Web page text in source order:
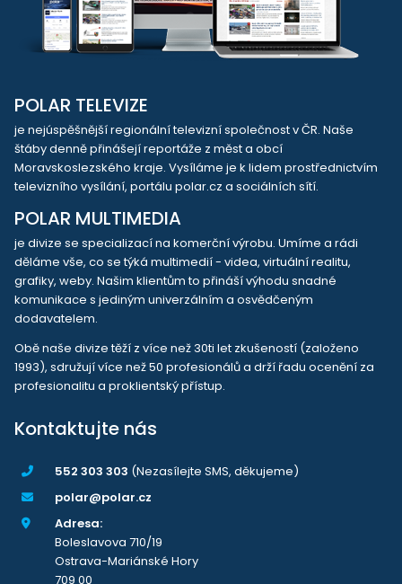
POLAR TELEVIZE
je nejúspěšnější regionální televizní společnost v ČR. Naše
štáby denně přinášejí reportáže z měst a obcí
Moravskoslezského kraje. Vysíláme je k lidem prostřednictvím
televizního vysílání, portálu polar.cz a sociálních sítí.
POLAR MULTIMEDIA
je divize se specializací na komerční výrobu. Umíme a rádi
děláme vše, co se týká multimedií - videa, virtuální realitu,
grafiky, weby. Našim klientům to přináší výhodu snadné
komunikace s jediným univerzálním a osvědčeným
dodavatelem.
Obě naše divize těží z více než 30ti let zkušeností (založeno
1993), sdružují více než 50 profesionálů a drží řadu ocenění za
profesionalitu a proklientský přístup.
Kontaktujte nás
552 303 303 (Nezasílejte SMS, děkujeme)
polar@polar.cz
Adresa:
Boleslavova 710/19
Ostrava-Mariánské Hory
709 00